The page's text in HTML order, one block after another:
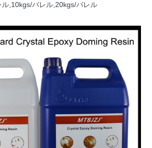
,10kgs/バレル,20kgs/バレル